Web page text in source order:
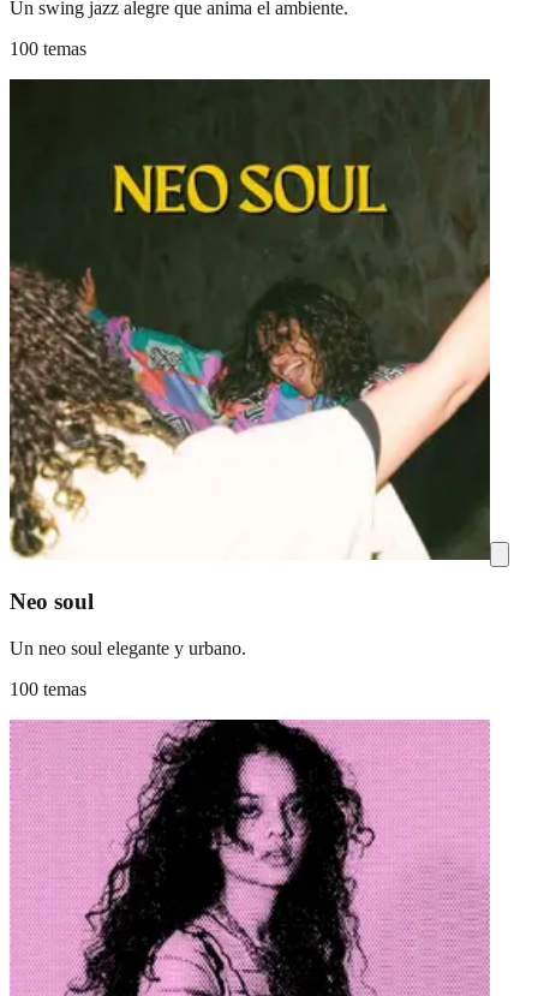
Un swing jazz alegre que anima el ambiente.
100 temas
Neo soul
Un neo soul elegante y urbano.
100 temas